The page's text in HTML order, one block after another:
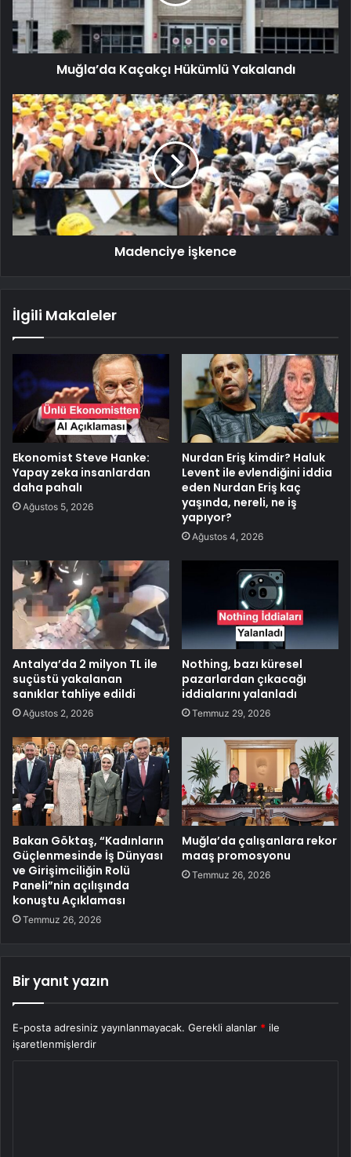
Muğla’da Kaçakçı Hükümlü Yakalandı
Madenciye işkence
İlgili Makaleler
Ekonomist Steve Hanke:
Yapay zeka insanlardan
daha pahalı
Ağustos 5, 2026
Nurdan Eriş kimdir? Haluk
Levent ile evlendiğini iddia
eden Nurdan Eriş kaç
yaşında, nereli, ne iş
yapıyor?
Ağustos 4, 2026
Antalya’da 2 milyon TL ile
suçüstü yakalanan
sanıklar tahliye edildi
Ağustos 2, 2026
Nothing, bazı küresel
pazarlardan çıkacağı
iddialarını yalanladı
Temmuz 29, 2026
Bakan Göktaş, “Kadınların
Güçlenmesinde İş Dünyası
ve Girişimciliğin Rolü
Paneli”nin açılışında
konuştu Açıklaması
Temmuz 26, 2026
Muğla’da çalışanlara rekor
maaş promosyonu
Temmuz 26, 2026
Bir yanıt yazın
E-posta adresiniz yayınlanmayacak. Gerekli alanlar * ile
işaretlenmişlerdir